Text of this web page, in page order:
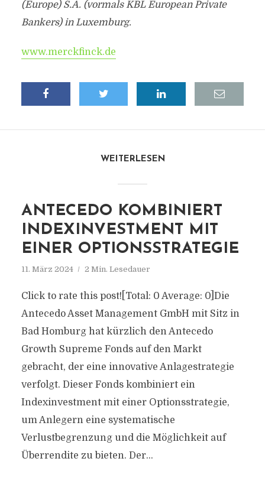
(Europe) S.A. (vormals KBL European Private
Bankers) in Luxemburg.
www.merckfinck.de
WEITERLESEN
ANTECEDO KOMBINIERT
INDEXINVESTMENT MIT
EINER OPTIONSSTRATEGIE
11. März 2024 2 Min. Lesedauer
Click to rate this post![Total: 0 Average: 0]Die
Antecedo Asset Management GmbH mit Sitz in
Bad Homburg hat kürzlich den Antecedo
Growth Supreme Fonds auf den Markt
gebracht, der eine innovative Anlagestrategie
verfolgt. Dieser Fonds kombiniert ein
Indexinvestment mit einer Optionsstrategie,
um Anlegern eine systematische
Verlustbegrenzung und die Möglichkeit auf
Überrendite zu bieten. Der...